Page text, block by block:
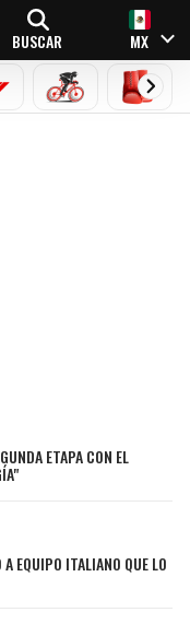
BUSCAR MX
1
CICLISMOBOXEO
ETAPA CON EL
EQUIPO ITALIANO QUE LO